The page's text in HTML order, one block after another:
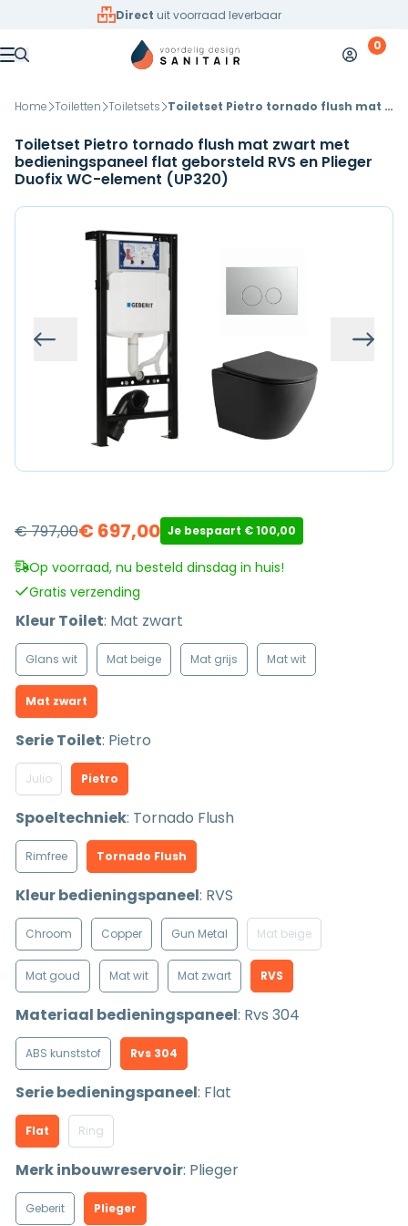
Overslaan naar inhoud
Direct uit voorraad leverbaar
Menu
Mijn 0
Home Toiletten Toiletsets Toiletset Pietro tornado flush mat zwart met bedieningspaneel flat geborsteld RVS en Plieger Duofix WC-element (UP320)
Toiletset Pietro tornado flush mat zwart met
bedieningspaneel flat geborsteld RVS en Plieger
Duofix WC-element (UP320)
Vorige
€797,00
Oorspronkelijke
prijs
was:
€ 797,00.
€ 697,00
Huidige
prijs
is:
€ 697,00.
Je bespaart €100,00
Op voorraad, nu besteld dinsdag in huis!
Gratis verzending
Kleur Toilet: Mat zwart
Glans wit Mat beige Mat grijs Mat wit
Mat zwart
Serie Toilet: Pietro
Julio Pietro
Spoeltechniek: Tornado Flush
Rimfree Tornado Flush
Kleur bedieningspaneel: RVS
Chroom Copper Gun Metal Mat beige
Mat goud Mat wit Mat zwart RVS
Materiaal bedieningspaneel: Rvs 304
ABS kunststof Rvs 304
Serie bedieningspaneel: Flat
Flat Ring
Merk inbouwreservoir: Plieger
Geberit Plieger